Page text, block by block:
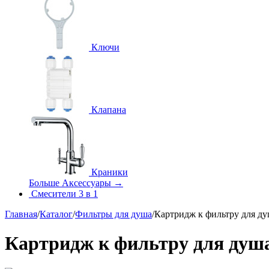
Ключи
Клапана
Краники
Больше Аксессуары →
Смесители 3 в 1
Главная/Каталог/Фильтры для душа/Картридж к фильтру для
Картридж к фильтру для